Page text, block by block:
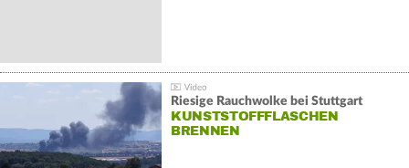
Riesige Rauchwolke bei Stuttgart
KUNSTSTOFFFLASCHEN
BRENNEN